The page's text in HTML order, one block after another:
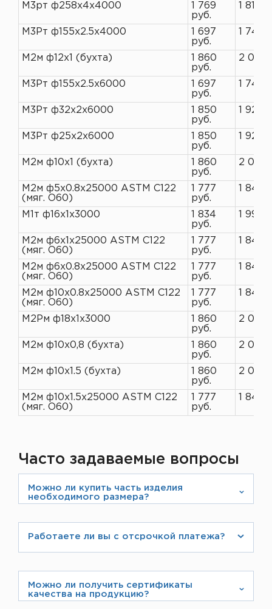
М3рт ф258х4х4000
1 769
руб.
1 819
М3Рт ф155х2.5х4000
1 697
руб.
1 745
М2м ф12х1 (бухта)
1 860
руб.
2 021
М3Рт ф155х2.5х6000
1 697
руб.
1 745
М3Рт ф32х2х6000
1 850
руб.
1 927
М3Рт ф25х2х6000
1 850
руб.
1 927
М2м ф10х1 (бухта)
1 860
руб.
2 021
М2м ф5х0.8х25000 ASTM C122
(мяг. O60)
1 777
руб.
1 845
М1т ф16х1х3000
1 834
руб.
1 993
М2м ф6х1х25000 ASTM C122
(мяг. O60)
1 777
руб.
1 845
М2м ф6х0.8х25000 ASTM C122
(мяг. O60)
1 777
руб.
1 845
М2м ф10х0.8х25000 ASTM C122
(мяг. O60)
1 777
руб.
1 845
М2Рм ф18х1х3000
1 860
руб.
2 021
М2м ф10х0,8 (бухта)
1 860
руб.
2 021
М2м ф10х1.5 (бухта)
1 860
руб.
2 021
М2м ф10х1.5х25000 ASTM C122
(мяг. O60)
1 777
руб.
1 845
Часто задаваемые вопросы
Можно ли купить часть изделия
необходимого размера?
и производством листов нестандартной длины,
https://listmet.ru/about/production/
Работаете ли вы с отсрочкой платежа?
отсрочкой платежа. Данный вопрос решается с
руководством компании после консультации с
нашими юристами. При положительном решении
Можно ли получить сертификаты
качества на продукцию?